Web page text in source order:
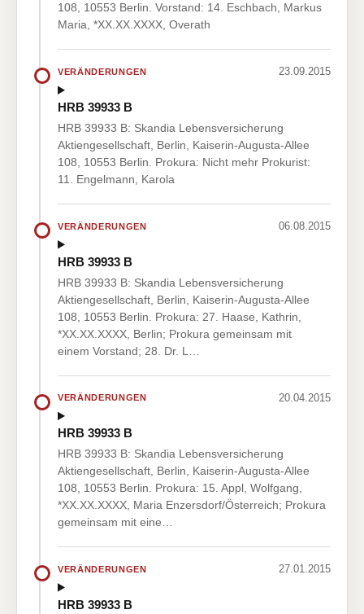
108, 10553 Berlin. Vorstand: 14. Eschbach, Markus
Maria, *XX.XX.XXXX, Overath
VERÄNDERUNGEN 23.09.2015
HRB 39933 B
HRB 39933 B: Skandia Lebensversicherung
Aktiengesellschaft, Berlin, Kaiserin-Augusta-Allee
108, 10553 Berlin. Prokura: Nicht mehr Prokurist:
11. Engelmann, Karola
VERÄNDERUNGEN 06.08.2015
HRB 39933 B
HRB 39933 B: Skandia Lebensversicherung
Aktiengesellschaft, Berlin, Kaiserin-Augusta-Allee
108, 10553 Berlin. Prokura: 27. Haase, Kathrin,
*XX.XX.XXXX, Berlin; Prokura gemeinsam mit
einem Vorstand; 28. Dr. L…
VERÄNDERUNGEN 20.04.2015
HRB 39933 B
HRB 39933 B: Skandia Lebensversicherung
Aktiengesellschaft, Berlin, Kaiserin-Augusta-Allee
108, 10553 Berlin. Prokura: 15. Appl, Wolfgang,
*XX.XX.XXXX, Maria Enzersdorf/Österreich; Prokura
gemeinsam mit eine…
VERÄNDERUNGEN 27.01.2015
HRB 39933 B